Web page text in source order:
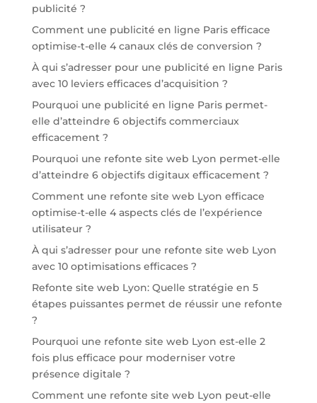
publicité ?
Comment une publicité en ligne Paris efficace
optimise-t-elle 4 canaux clés de conversion ?
À qui s’adresser pour une publicité en ligne Paris
avec 10 leviers efficaces d’acquisition ?
Pourquoi une publicité en ligne Paris permet-
elle d’atteindre 6 objectifs commerciaux
efficacement ?
Pourquoi une refonte site web Lyon permet-elle
d’atteindre 6 objectifs digitaux efficacement ?
Comment une refonte site web Lyon efficace
optimise-t-elle 4 aspects clés de l’expérience
utilisateur ?
À qui s’adresser pour une refonte site web Lyon
avec 10 optimisations efficaces ?
Refonte site web Lyon: Quelle stratégie en 5
étapes puissantes permet de réussir une refonte
?
Pourquoi une refonte site web Lyon est-elle 2
fois plus efficace pour moderniser votre
présence digitale ?
Comment une refonte site web Lyon peut-elle